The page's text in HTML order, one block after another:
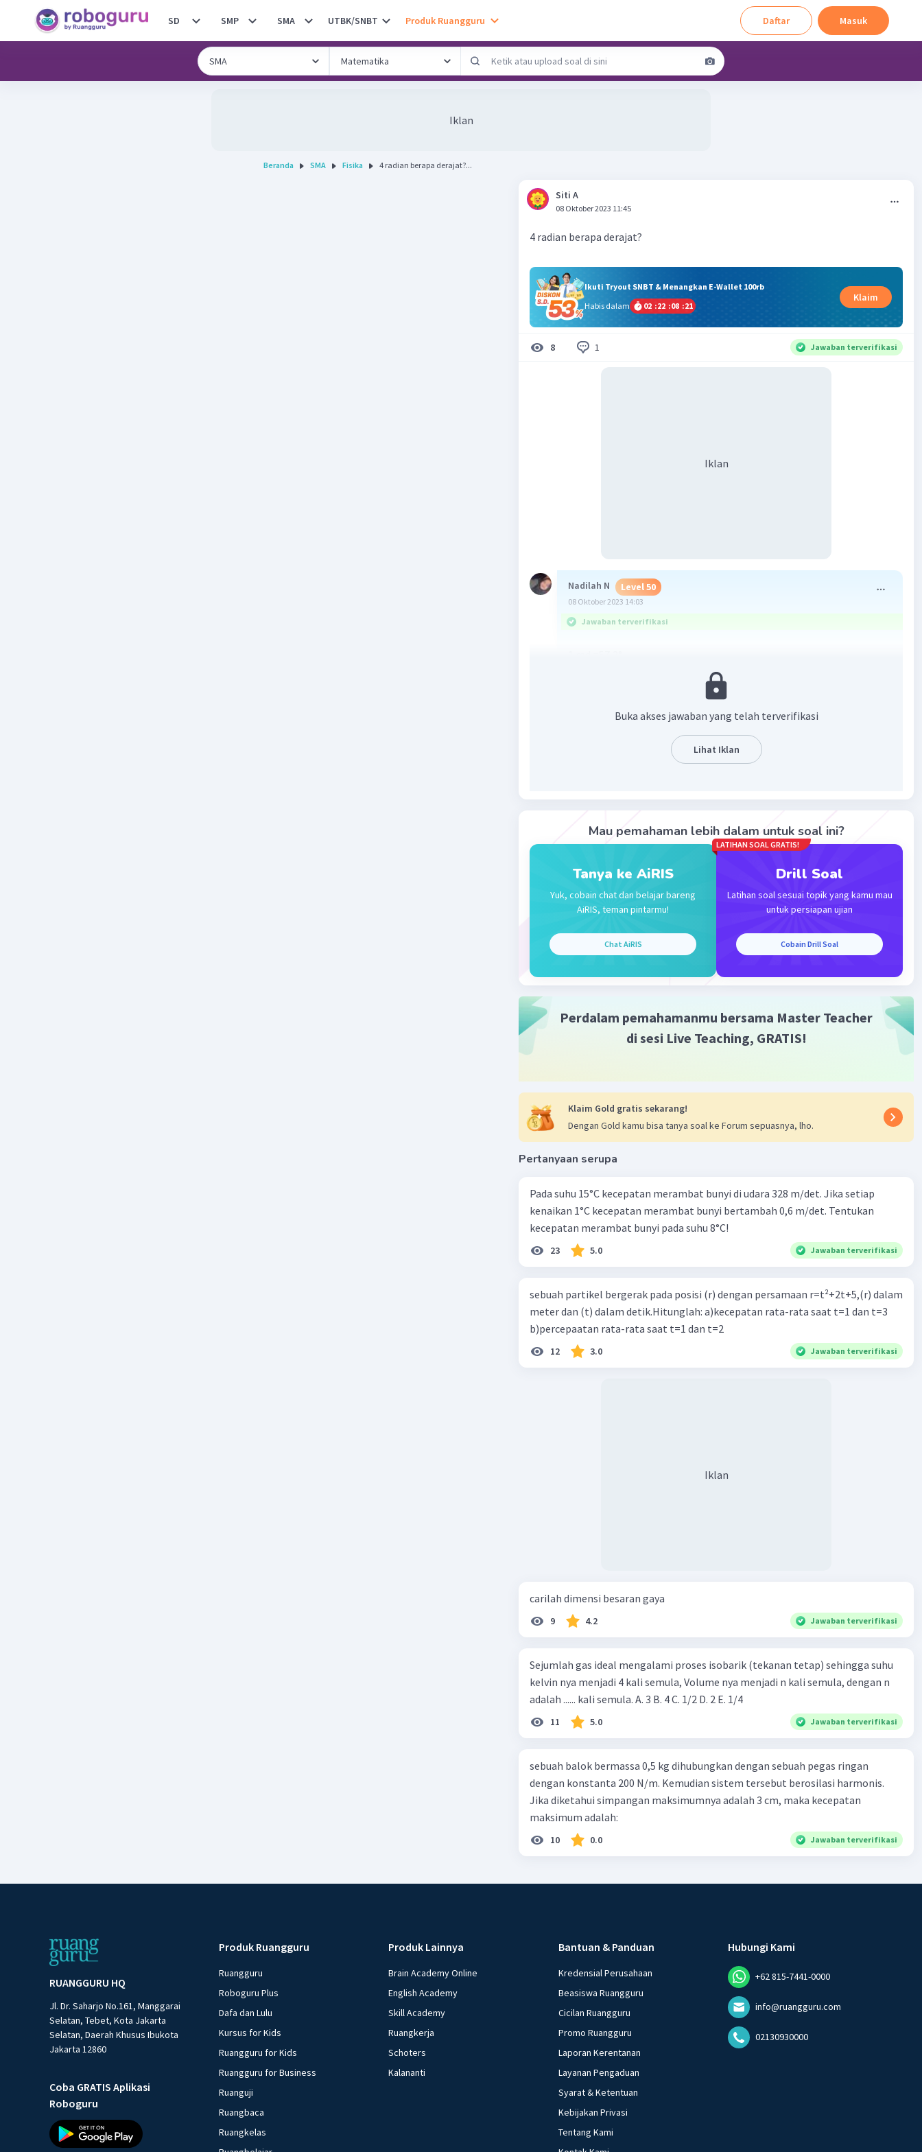
SD SMP SMA UTBK/SNBT Produk Ruangguru Daftar Masuk
Iklan
Beranda SMA Fisika 4 radian berapa derajat?...
Siti A
08 Oktober 2023 11:45
4 radian berapa derajat?
Ikuti Tryout SNBT & Menangkan E-Wallet 100rb
Habis dalam
02 :22 :08 :20
Klaim
8 1 Jawaban terverifikasi
Iklan
Nadilah N Level 50
08 Oktober 2023 14:03
Jawaban terverifikasi
Buka akses jawaban yang telah terverifikasi
Lihat Iklan
Mau pemahaman lebih dalam untuk soal ini?
Tanya ke AiRIS
Yuk, cobain chat dan belajar bareng
AiRIS, teman pintarmu!
Chat AiRIS
LATIHAN SOAL GRATIS!
Drill Soal
Latihan soal sesuai topik yang kamu mau
untuk persiapan ujian
Cobain Drill Soal
Perdalam pemahamanmu bersama Master Teacher
di sesi Live Teaching, GRATIS!
Klaim Gold gratis sekarang!
Dengan Gold kamu bisa tanya soal ke Forum sepuasnya, lho.
Pertanyaan serupa
Pada suhu 15°C kecepatan merambat bunyi di udara 328 m/det. Jika setiap
kenaikan 1°C kecepatan merambat bunyi bertambah 0,6 m/det. Tentukan
kecepatan merambat bunyi pada suhu 8°C!
23 5.0 Jawaban terverifikasi
sebuah partikel bergerak pada posisi (r) dengan persamaan r=t²+2t+5,(r) dalam
meter dan (t) dalam detik.Hitunglah: a)kecepatan rata-rata saat t=1 dan t=3
b)percepaatan rata-rata saat t=1 dan t=2
12 3.0 Jawaban terverifikasi
Iklan
carilah dimensi besaran gaya
9 4.2 Jawaban terverifikasi
Sejumlah gas ideal mengalami proses isobarik (tekanan tetap) sehingga suhu
kelvin nya menjadi 4 kali semula, Volume nya menjadi n kali semula, dengan n
adalah ...... kali semula. A. 3 B. 4 C. 1/2 D. 2 E. 1/4
11 5.0 Jawaban terverifikasi
sebuah balok bermassa 0,5 kg dihubungkan dengan sebuah pegas ringan
dengan konstanta 200 N/m. Kemudian sistem tersebut berosilasi harmonis.
Jika diketahui simpangan maksimumnya adalah 3 cm, maka kecepatan
maksimum adalah:
10 0.0 Jawaban terverifikasi
RUANGGURU HQ
Jl. Dr. Saharjo No.161, Manggarai
Selatan, Tebet, Kota Jakarta
Selatan, Daerah Khusus Ibukota
Jakarta 12860
Coba GRATIS Aplikasi
Roboguru
Produk Ruangguru
Ruangguru
Roboguru Plus
Dafa dan Lulu
Kursus for Kids
Ruangguru for Kids
Ruangguru for Business
Ruanguji
Ruangbaca
Ruangkelas
Produk Lainnya
Brain Academy Online
English Academy
Skill Academy
Ruangkerja
Schoters
Kalananti
Bantuan & Panduan
Kredensial Perusahaan
Beasiswa Ruangguru
Cicilan Ruangguru
Promo Ruangguru
Laporan Kerentanan
Layanan Pengaduan
Syarat & Ketentuan
Kebijakan Privasi
Tentang Kami
Hubungi Kami
+62 815-7441-0000
info@ruangguru.com
02130930000